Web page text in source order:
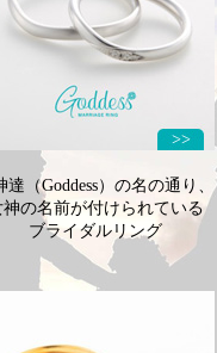
達（Goddess）の名の通り、
神の名前が付けられている
ブライダルリング